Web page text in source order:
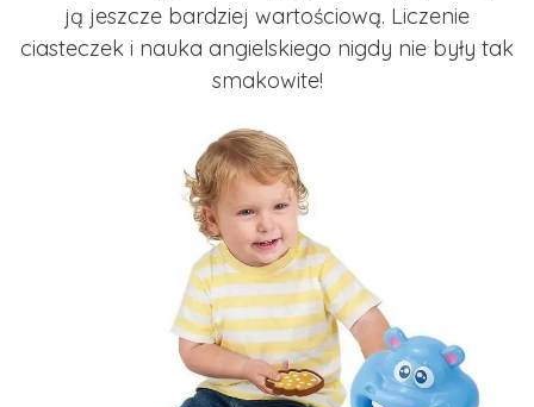
ją jeszcze bardziej wartościową. Liczenie
ciasteczek i nauka angielskiego nigdy nie były tak
smakowite!